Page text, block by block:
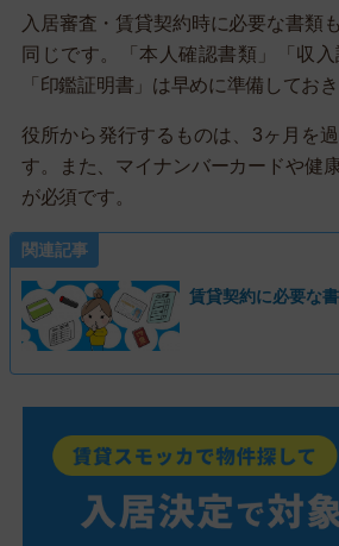
入居審査・賃貸契約時に必要な書類
同じです。「本人確認書類」「収入
「印鑑証明書」は早めに準備しておき
役所から発行するものは、3ヶ月を
す。また、マイナンバーカードや健
が必須です。
関連記事
賃貸契約に必要な